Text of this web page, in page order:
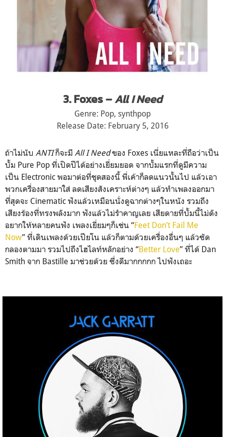
3. Foxes –All I Need
Genre: Pop, synthpop
Release Date: February 5, 2016
ถ้าไม่นับ ANTIก็จะมี All I Needของ Foxes เนี่ยแหละที่ถือว่าเป็น
บั้ม Pure Pop ที่เปิดปีได้อย่างเยี่ยมยอด จากบั้มแรกที่ดูมีความ
เป็น Electronic พอมาต่อที่ชุดสองนี้ พี่เค้าก็ลดแนวนั้นไป แล้วเอา
พวกเครื่องสายมาใส่ ลดเสียงสังเคราะห์ต่างๆ แล้วทำเพลงออกมา
ที่สุดจะ Cinematic ฟังแล้วเหมือนนั่งดูฉากต่างๆในหนัง รวมถึง
เสียงร้องที่ทรงพลังมาก ฟังแล้วไม่รำคาญเลย เสียดายที่บั้มนี้ไม่ดัง
อยากให้หลายคนฟัง เพลงเยี่ยมๆก็เช่น “Feet Don’t Fail Me
Now” ที่เดินเพลงด้วยเปียโน แล้วก็ตามด้วยเครื่องอื่นๆ แล้วซัด
กลองตามมา รวมไปถึงไฮไลท์หลักอย่าง “Better Love” ที่ได้ Dan
Smith จาก Bastille มาช่วยด้วย ซึ่งดีมากกกกก ไปฟังเถอะ